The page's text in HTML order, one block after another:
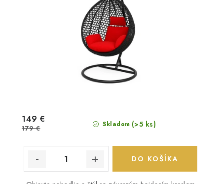
Skladom (>5 ks)
149 €
179 €
DO KOŠÍKA